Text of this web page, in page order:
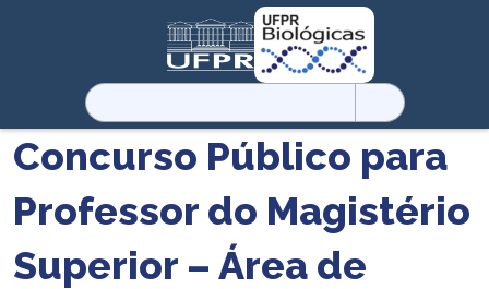
Pesquisar
por:
Concurso Público para
Professor do Magistério
Superior – Área de